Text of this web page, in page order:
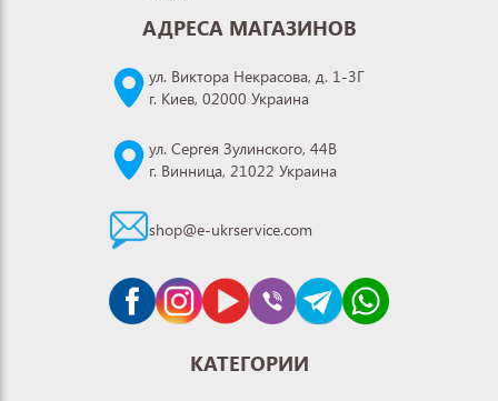
АДРЕСА МАГАЗИНОВ
ул. Виктора Некрасова, д. 1-3Г
г. Киев, 02000 Украина
ул. Сергея Зулинского, 44В
г. Винница, 21022 Украина
shop@e-ukrservice.com
КАТЕГОРИИ